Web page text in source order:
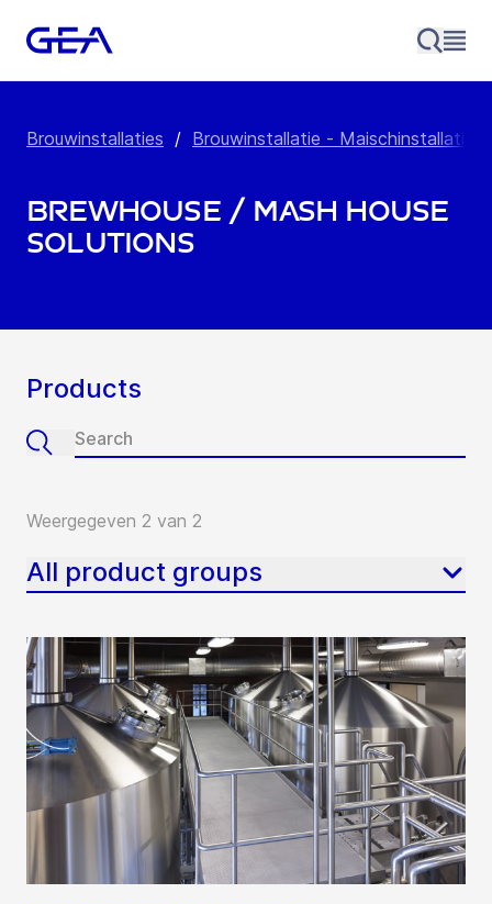
Brouwinstallaties / Brouwinstallatie - Maischinstallatie
Brewhouse / Mash House
Solutions
Products
Weergegeven 2 van 2
All product groups